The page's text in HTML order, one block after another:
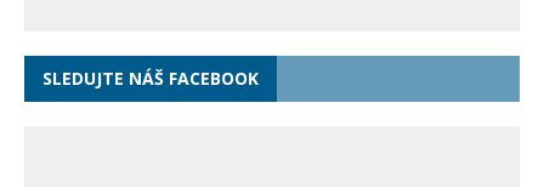
SLEDUJTE NÁŠ FACEBOOK